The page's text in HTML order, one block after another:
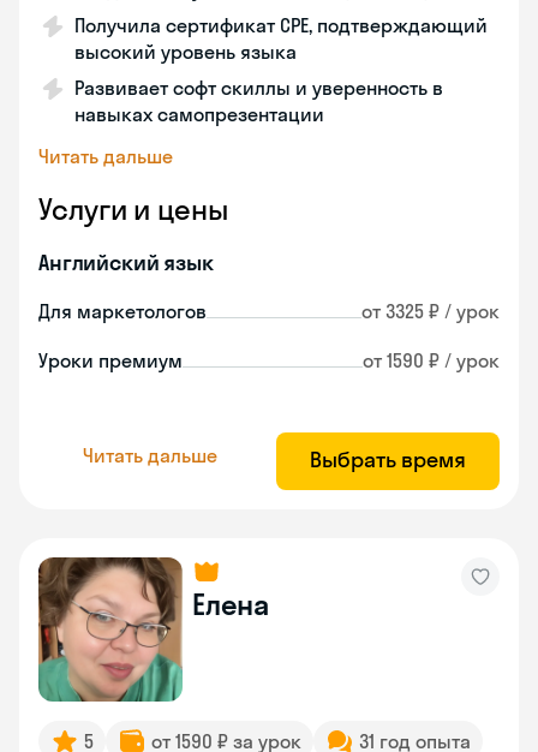
Получила сертификат CPE, подтверждающий
высокий уровень языка
Развивает софт скиллы и уверенность в
навыках самопрезентации
Читать дальше
Услуги и цены
Английский язык
Для маркетологов от 3325 ₽ / урок
Уроки премиум от 1590 ₽ / урок
Читать дальше Выбрать время
Елена
5 от 1590 ₽ за урок
31 год опыта